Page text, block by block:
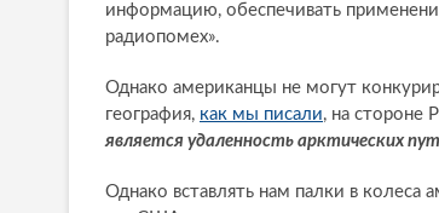
информацию, обеспечивать
радиопомех».
Однако американцы не могут
география, как мы писали, на стороне
является удаленность арктических
Однако вставлять нам палки в